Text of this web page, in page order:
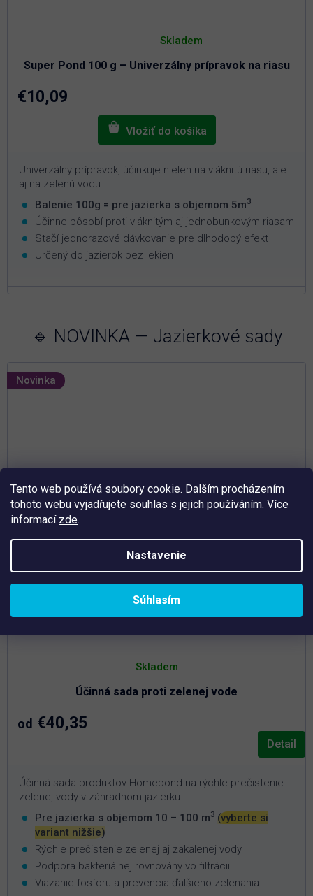
Tento web používá soubory cookie. Dalším procházením
tohoto webu vyjadřujete souhlas s jejich používáním. Více
informací zde.
Nastavenie
Súhlasím
Super Pond 100 g – Univerzálny prípravok na riasu
hodnotenie
je
4,8
Skladem
€10,09
Univerzálny prípravok, účinkuje nielen na vláknitú riasu, ale
aj na zelenú vodu.
Balenie 100g = pre jazierka s objemom 5m3
Účinne pôsobí proti vláknitým aj jednobunkovým riasam
Stačí jednorazové dávkovanie pre dlhodobý efekt
Určený do jazierok bez lekien
🔹 NOVINKA — Jazierkové sady
Novinka
Účinná sada proti zelenej vode
Skladem
od €40,35
Detail
Účinná sada produktov Homepond na rýchle prečistenie
zelenej vody v záhradnom jazierku.
Pre jazierka s objemom 10 – 100 m3 (vyberte si
variant nižšie)
Rýchle prečistenie zelenej aj zakalenej vody
Podpora bakteriálnej rovnováhy vo filtrácii
Viazanie fosforu a prevencia ďalšieho zelenania